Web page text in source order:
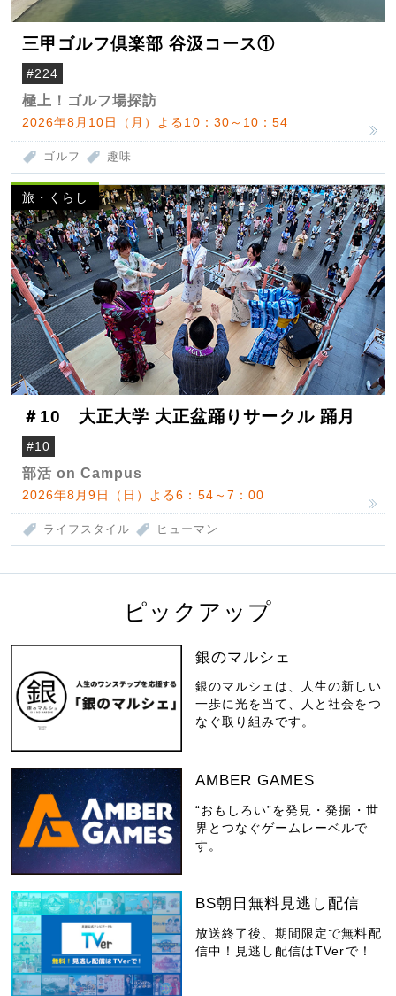
三甲ゴルフ倶楽部 谷汲コース①
#224
極上！ゴルフ場探訪
2026年8月10日（月）よる10：30～10：54
ゴルフ 趣味
旅・くらし
＃10 大正大学 大正盆踊りサークル 踊月
#10
部活 on Campus
2026年8月9日（日）よる6：54～7：00
ライフスタイル ヒューマン
ピックアップ
銀のマルシェ
銀のマルシェは、人生の新しい
一歩に光を当て、人と社会をつ
なぐ取り組みです。
AMBER GAMES
“おもしろい”を発見・発掘・世
界とつなぐゲームレーベルで
す。
BS朝日無料見逃し配信
放送終了後、期間限定で無料配
信中！見逃し配信はTVerで！